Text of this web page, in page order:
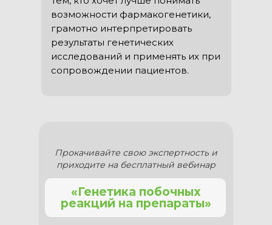
возможности фармакогенетики,
грамотно интерпретировать
результаты генетических
исследований и применять их при
сопровождении пациентов.
«Генетика побочных
реакций на препараты»
Прокачивайте свою экспертность и
приходите на бесплатный вебинар